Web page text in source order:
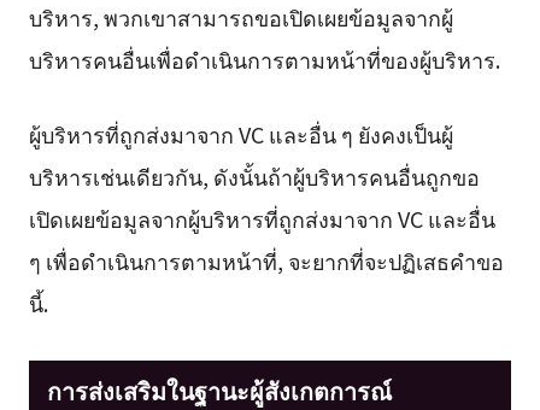
บริหาร, พวกเขาสามารถขอเปิดเผยข้อมูลจากผู้
บริหารคนอื่นเพื่อดำเนินการตามหน้าที่ของผู้บริหาร.
ผู้บริหารที่ถูกส่งมาจาก VC และอื่น ๆ ยังคงเป็นผู้
บริหารเช่นเดียวกัน, ดังนั้นถ้าผู้บริหารคนอื่นถูกขอ
เปิดเผยข้อมูลจากผู้บริหารที่ถูกส่งมาจาก VC และอื่น
ๆ เพื่อดำเนินการตามหน้าที่, จะยากที่จะปฏิเสธคำขอ
นี้.
การส่งเสริมในฐานะผู้สังเกตการณ์